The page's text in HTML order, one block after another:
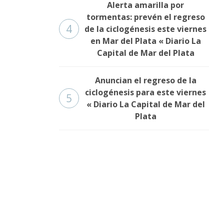
4
Alerta amarilla por
tormentas: prevén el regreso
de la ciclogénesis este viernes
en Mar del Plata « Diario La
Capital de Mar del Plata
5
Anuncian el regreso de la
ciclogénesis para este viernes
« Diario La Capital de Mar del
Plata